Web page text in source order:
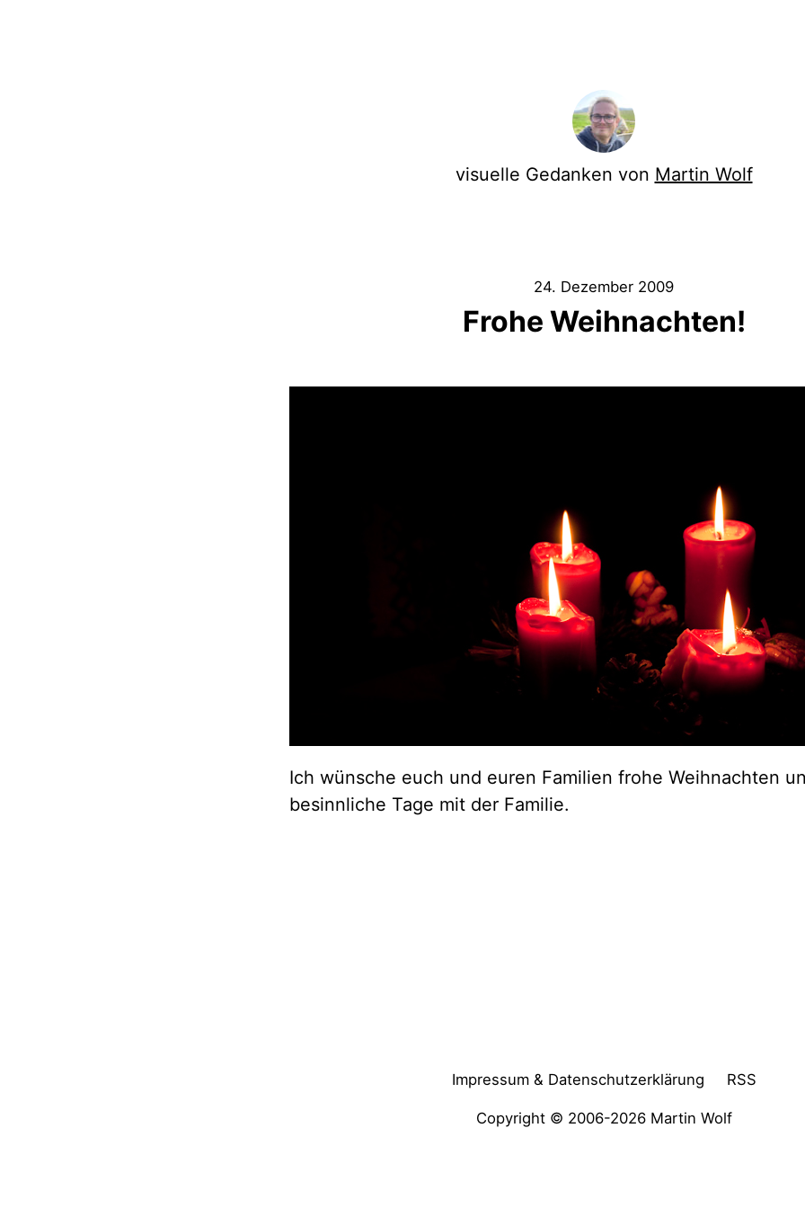
visuelle Gedanken von Martin Wolf
24. Dezember 2009
Frohe Weihnachten!
Ich wünsche euch und euren Familien frohe Weihnachten
besinnliche Tage mit der Familie.
Impressum & Datenschutzerklärung RSS
Copyright © 2006-2026 Martin Wolf